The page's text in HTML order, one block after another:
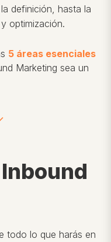
definición, hasta la
optimización.
5 áreas esenciales
Marketing sea un
todo lo que harás en